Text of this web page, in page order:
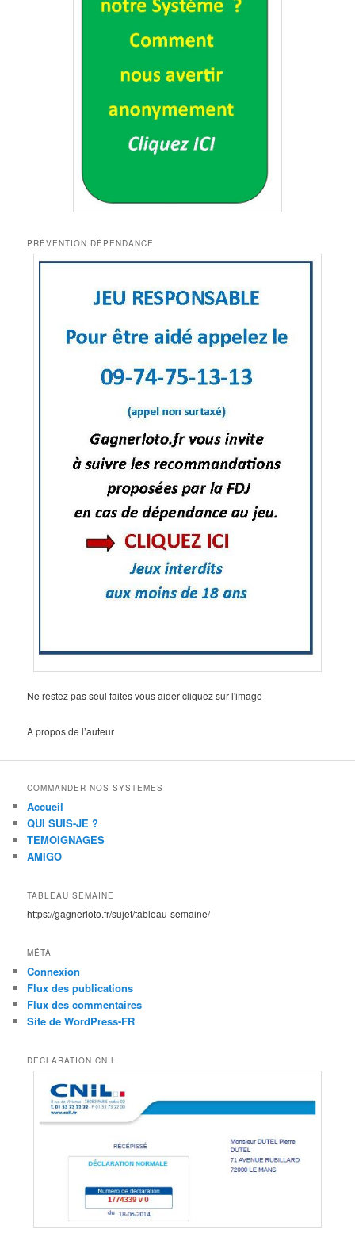
PRÉVENTION DÉPENDANCE
Ne restez pas seul faites vous aider cliquez sur l'image
À propos de l’auteur
COMMANDER NOS SYSTEMES
Accueil
QUI SUIS-JE ?
TEMOIGNAGES
AMIGO
TABLEAU SEMAINE
https://gagnerloto.fr/sujet/tableau-semaine/
MÉTA
Connexion
Flux des publications
Flux des commentaires
Site de WordPress-FR
DECLARATION CNIL